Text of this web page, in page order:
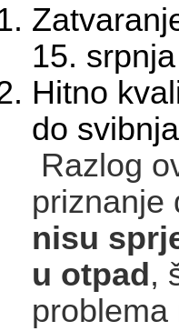
15.
Hitno
do
Razlog
nisu
u otpad,